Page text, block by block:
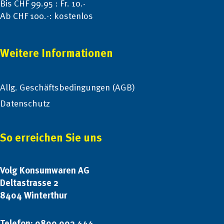
Bis CHF 99.95 : Fr. 10.-
Ab CHF 100.-: kostenlos
Weitere Informationen
Allg. Geschäftsbedingungen (AGB)
Datenschutz
So erreichen Sie uns
Volg Konsumwaren AG
Deltastrasse 2
8404 Winterthur